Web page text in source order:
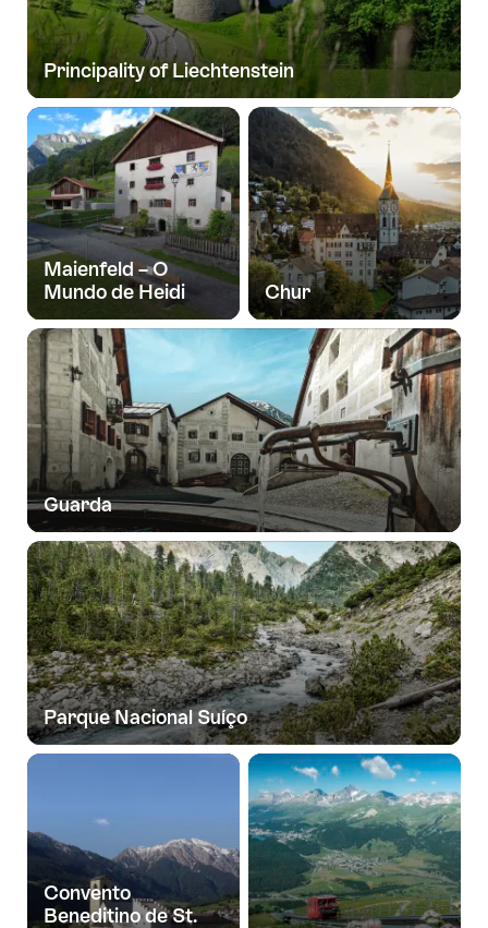
Principality of Liechtenstein
Maienfeld – O
Mundo de Heidi
Chur
Guarda
Parque Nacional Suíço
Convento
Beneditino de St.